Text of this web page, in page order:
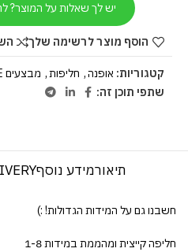
יש לך שאלות על המוצר?
הוסף מוצר לרשימה שלך
קטגוריות: אופנה, חליפות, מבצעים SALE
שתפי תוכן זה:
תיאורמידע נוסף
חשבנו גם על המידות הגדולות! :)
חליפה קייצית ומהממת במידות 1-8